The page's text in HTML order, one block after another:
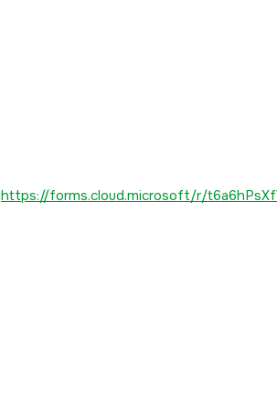
https://forms.cloud.microsoft/r/